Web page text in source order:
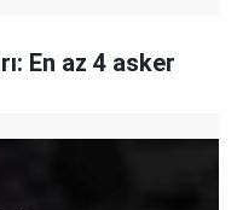
En az 4 asker